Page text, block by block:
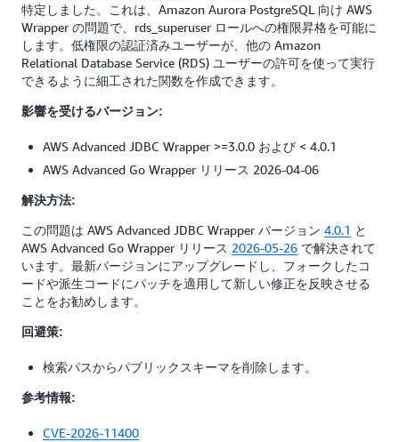
特定しました。これは、Amazon Aurora PostgreSQL 向け AWS
Wrapper の問題で、rds_superuser ロールへの権限昇格を可能に
します。低権限の認証済みユーザーが、他の Amazon
Relational Database Service (RDS) ユーザーの許可を使って実行
できるように細工された関数を作成できます。
影響を受けるバージョン:
AWS Advanced JDBC Wrapper >=3.0.0 および < 4.0.1
AWS Advanced Go Wrapper リリース 2026-04-06
解決方法:
この問題は AWS Advanced JDBC Wrapper バージョン 4.0.1 と
AWS Advanced Go Wrapper リリース 2026-05-26 で解決されて
います。最新バージョンにアップグレードし、フォークしたコ
ードや派生コードにパッチを適用して新しい修正を反映させる
ことをお勧めします。
回避策:
検索パスからパブリックスキーマを削除します。
参考情報:
CVE-2026-11400